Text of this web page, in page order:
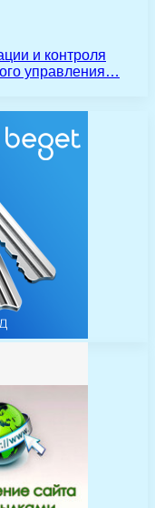
и контроля
управления…